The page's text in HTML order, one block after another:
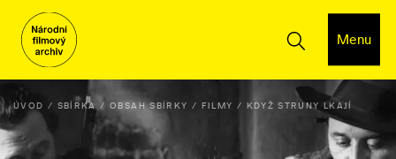
Menu
ÚVOD SBÍRKA OBSAH SBÍRKY FILMY KDYŽ STRUNY LKAJÍ